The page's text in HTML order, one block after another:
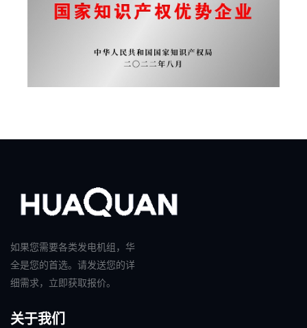
如果您需要各类发电机组，华
全是您的首选。请发送您的详
细需求，立即获取报价。
关于我们